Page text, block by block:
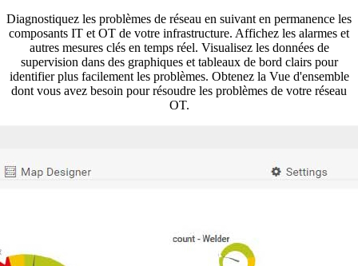
Diagnostiquez les problèmes de réseau en suivant en permanence les
composants IT et OT de votre infrastructure. Affichez les alarmes et
autres mesures clés en temps réel. Visualisez les données de
supervision dans des graphiques et tableaux de bord clairs pour
identifier plus facilement les problèmes. Obtenez la Vue d'ensemble
dont vous avez besoin pour résoudre les problèmes de votre réseau
OT.